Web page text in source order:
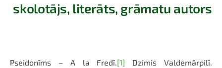
skolotājs, literāts, grāmatu autors
Pseidonīms – A la Fredī.[1] Dzimis Valdemārpilī.